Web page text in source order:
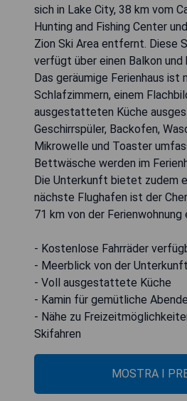
sich in Lake City, 38 km vom
Hunting and Fishing Center
Zion Ski Area entfernt. Diese
verfügt über einen Balkon
Das geräumige Ferienhaus ist
Schlafzimmern, einem
ausgestatteten Küche
Geschirrspüler, Backofen,
Mikrowelle und Toaster
Bettwäsche werden im
Die Unterkunft bietet zudem
nächste Flughafen ist der
71 km von der
- Kostenlose Fahrräder
- Meerblick von der Unterkunft
- Voll ausgestattete Küche
- Kamin für gemütliche Abende
- Nähe zu
Skifahren
MOSTRA I